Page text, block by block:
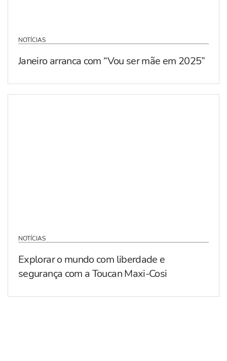
NOTÍCIAS
Janeiro arranca com “Vou ser mãe em 2025”
NOTÍCIAS
Explorar o mundo com liberdade e
segurança com a Toucan Maxi-Cosi